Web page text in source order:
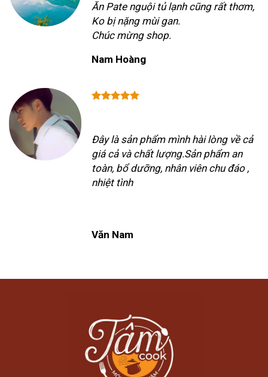
Ăn Pate nguội tủ lạnh cũng rất thơm,
Ko bị nặng mùi gan.
Chúc mừng shop.
Nam Hoàng
Đây là sản phẩm mình hài lòng về cả
giá cả và chất lượng.Sản phẩm an
toàn, bổ dưỡng, nhân viên chu đáo ,
nhiệt tình
Văn Nam